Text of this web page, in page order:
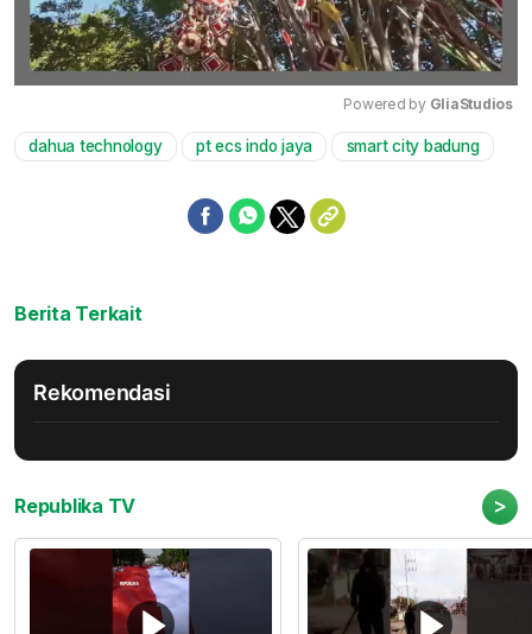
Mute
Powered by GliaStudios
dahua technology pt ecs indo jaya smart city badung
Berita Terkait
Rekomendasi
Republika TV >